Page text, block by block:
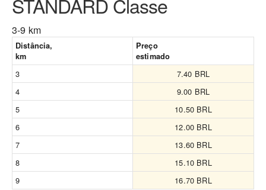
3-9 km
Distância,
km
Preço
estimado
3
7.40 BRL
4
9.00 BRL
5
10.50 BRL
6
12.00 BRL
7
13.60 BRL
8
15.10 BRL
9
16.70 BRL